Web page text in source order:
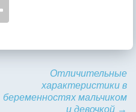
Отличительные
характеристики в
беременностях мальчиком
и девочкой →